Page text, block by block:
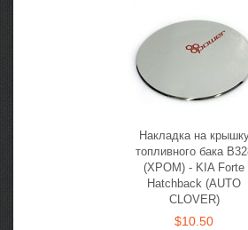
Накладка на
топливного бака
(ХРОМ) - KIA Forte
Hatchback (AUTO
CLOVER)
$10.50